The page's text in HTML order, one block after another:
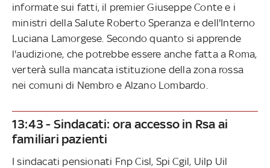
informate sui fatti, il premier Giuseppe Conte e i
ministri della Salute Roberto Speranza e dell'Interno
Luciana Lamorgese. Secondo quanto si apprende
l'audizione, che potrebbe essere anche fatta a Roma,
verterà sulla mancata istituzione della zona rossa
nei comuni di Nembro e Alzano Lombardo.
13:43 - Sindacati: ora accesso in Rsa ai
familiari pazienti
I sindacati pensionati Fnp Cisl, Spi Cgil, Uilp Uil